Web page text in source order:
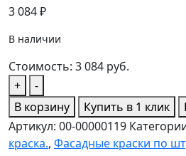
3 084₽
В наличии
Стоимость: 3 084 руб.
+
Количество
товара
ТЕКС
Краска
фасадная
-
В корзину
Купить в 1 клик
Артикул: 00-00000119
краска., Фасадные краски по